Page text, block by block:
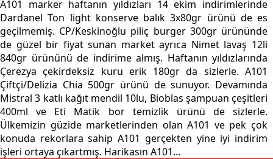
A101 marker haftanın yıldızları 14 ekim indirimlerinde
Dardanel Ton light konserve balık 3x80gr ürünü de es
geçilmemiş. CP/Keskinoğlu piliç burger 300gr ürününde
de güzel bir fiyat sunan market ayrıca Nimet lavaş 12li
840gr ürününü de indirime almış. Haftanın yıldızlarında
Çerezya çekirdeksiz kuru erik 180gr da sizlerle. A101
Çiftçi/Delizia Chia 500gr ürünü de sunuyor. Devamında
Mistral 3 katlı kağıt mendil 10lu, Bioblas şampuan çeşitleri
400ml ve Eti Matik bor temizlik ürünü de sizlerle.
Ülkemizin güzide marketlerinden olan A101 ve pek çok
konuda rekorlara sahip A101 gerçekten yine iyi indirim
işleri ortaya çıkartmış. Harikasın A101…